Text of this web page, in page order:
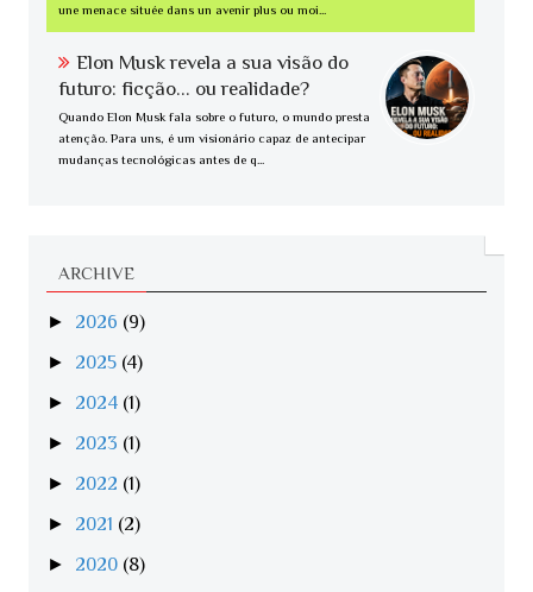
une menace située dans un avenir plus ou moi...
Elon Musk revela a sua visão do
futuro: ficção... ou realidade?
Quando Elon Musk fala sobre o futuro, o mundo presta
atenção. Para uns, é um visionário capaz de antecipar
mudanças tecnológicas antes de q...
ARCHIVE
► 2026 (9)
► 2025 (4)
► 2024 (1)
► 2023 (1)
► 2022 (1)
► 2021 (2)
► 2020 (8)